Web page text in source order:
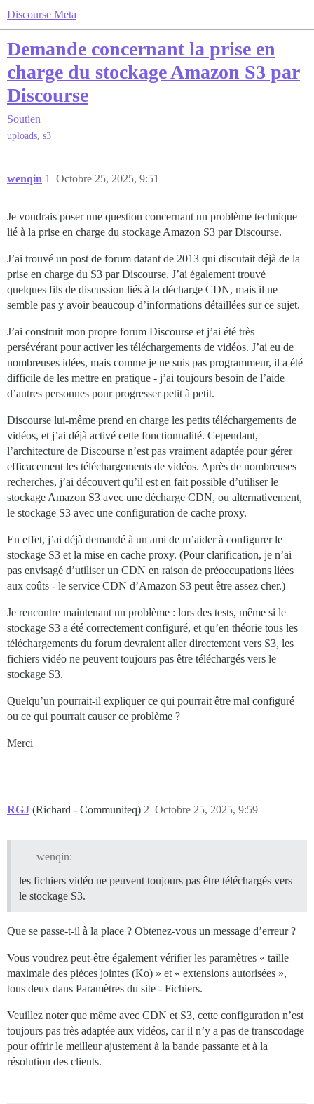
Discourse Meta
Demande concernant la prise en
charge du stockage Amazon S3 par
Discourse
Soutien
uploads, s3
wenqin Octobre 25, 2025, 9:51
1
Je voudrais poser une question concernant un problème technique
lié à la prise en charge du stockage Amazon S3 par Discourse.
J’ai trouvé un post de forum datant de 2013 qui discutait déjà de la
prise en charge du S3 par Discourse. J’ai également trouvé
quelques fils de discussion liés à la décharge CDN, mais il ne
semble pas y avoir beaucoup d’informations détaillées sur ce sujet.
J’ai construit mon propre forum Discourse et j’ai été très
persévérant pour activer les téléchargements de vidéos. J’ai eu de
nombreuses idées, mais comme je ne suis pas programmeur, il a été
difficile de les mettre en pratique - j’ai toujours besoin de l’aide
d’autres personnes pour progresser petit à petit.
Discourse lui-même prend en charge les petits téléchargements de
vidéos, et j’ai déjà activé cette fonctionnalité. Cependant,
l’architecture de Discourse n’est pas vraiment adaptée pour gérer
efficacement les téléchargements de vidéos. Après de nombreuses
recherches, j’ai découvert qu’il est en fait possible d’utiliser le
stockage Amazon S3 avec une décharge CDN, ou alternativement,
le stockage S3 avec une configuration de cache proxy.
En effet, j’ai déjà demandé à un ami de m’aider à configurer le
stockage S3 et la mise en cache proxy. (Pour clarification, je n’ai
pas envisagé d’utiliser un CDN en raison de préoccupations liées
aux coûts - le service CDN d’Amazon S3 peut être assez cher.)
Je rencontre maintenant un problème : lors des tests, même si le
stockage S3 a été correctement configuré, et qu’en théorie tous les
téléchargements du forum devraient aller directement vers S3, les
fichiers vidéo ne peuvent toujours pas être téléchargés vers le
stockage S3.
Quelqu’un pourrait-il expliquer ce qui pourrait être mal configuré
ou ce qui pourrait causer ce problème ?
Merci
RGJ (Richard - Communiteq) Octobre 25, 2025, 9:59
2
wenqin:
les fichiers vidéo ne peuvent toujours pas être téléchargés vers
le stockage S3.
Que se passe-t-il à la place ? Obtenez-vous un message d’erreur ?
Vous voudrez peut-être également vérifier les paramètres « taille
maximale des pièces jointes (Ko) » et « extensions autorisées »,
tous deux dans Paramètres du site - Fichiers.
Veuillez noter que même avec CDN et S3, cette configuration n’est
toujours pas très adaptée aux vidéos, car il n’y a pas de transcodage
pour offrir le meilleur ajustement à la bande passante et à la
résolution des clients.